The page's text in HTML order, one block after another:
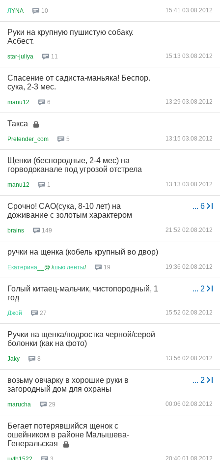
ЛYNA 10 15:41 03.08.2012
Руки на крупную пушистую собаку.
Асбест.
star-juliya 11 15:13 03.08.2012
Спасение от садиста-маньяка! Беспор.
сука, 2-3 мес.
manu12 6 13:29 03.08.2012
Такса
Pretender_com 5 13:15 03.08.2012
Щенки (беспородные, 2-4 мес) на
горводоканале под угрозой отстрела
manu12 1 13:13 03.08.2012
... 6
Срочно! САО(сука, 8-10 лет) на
доживание с золотым характером
brains 149 21:52 02.08.2012
ручки на щенка (кобель крупный во двор)
Екатерина __@ /шью ленты/ 19 19:36 02.08.2012
... 2
Голый китаец-мальчик, чистопородный, 1
год
Джой 27 15:52 02.08.2012
Ручки на щенка/подростка черной/серой
болонки (как на фото)
Jaky 8 13:56 02.08.2012
... 2
возьму овчарку в хорошие руки в
загородный дом для охраны
marucha 29 00:06 02.08.2012
Бегает потерявшийся щенок с
ошейником в районе Малышева-
Генеральская
20:40 01.08.2012